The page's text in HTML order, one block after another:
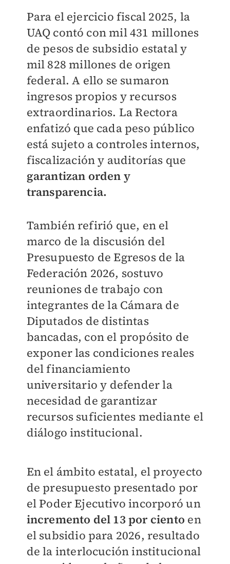
Para el ejercicio fiscal 2025, la
UAQ contó con mil 431 millones
de pesos de subsidio estatal y
mil 828 millones de origen
federal. A ello se sumaron
ingresos propios y recursos
extraordinarios. La Rectora
enfatizó que cada peso público
está sujeto a controles internos,
fiscalización y auditorías que
garantizan orden y
transparencia.
También refirió que, en el
marco de la discusión del
Presupuesto de Egresos de la
Federación 2026, sostuvo
reuniones de trabajo con
integrantes de la Cámara de
Diputados de distintas
bancadas, con el propósito de
exponer las condiciones reales
del financiamiento
universitario y defender la
necesidad de garantizar
recursos suficientes mediante el
diálogo institucional.
En el ámbito estatal, el proyecto
de presupuesto presentado por
el Poder Ejecutivo incorporó un
incremento del 13 por ciento en
el subsidio para 2026, resultado
de la interlocución institucional